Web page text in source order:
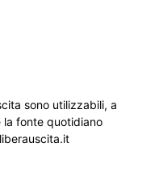
sono utilizzabili, a
la fonte quotidiano